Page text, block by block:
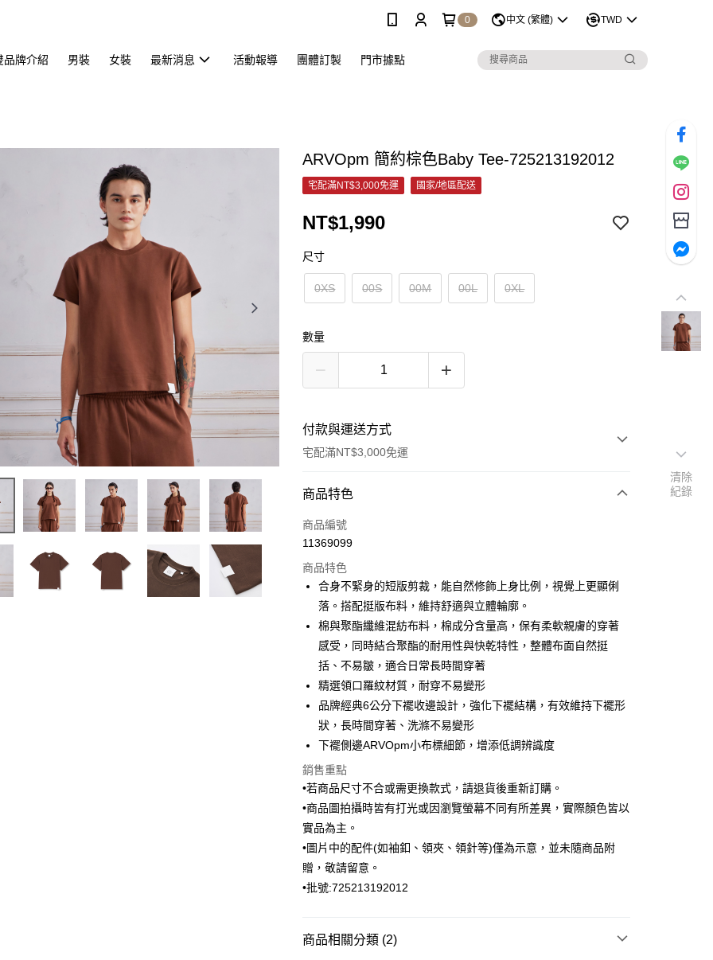
0 中文 (繁體) TWD
品牌介紹 男裝 女裝 最新消息 活動報導 團體訂製 門市據點
ARVOpm 簡約棕色Baby Tee-725213192012
宅配滿NT$3,000免運 國家/地區配送
NT$1,990
尺寸
0XS 00S 00M 00L 0XL
數量
付款與運送方式
宅配滿NT$3,000免運
付款方式
信用卡一次付款
3 期 0 利率 每期NT$663 21家銀行
合作金庫商業銀行
第一商業銀行
華南商業銀行
彰化商業銀行
國泰世華商業銀行
兆豐國際商業銀行
臺灣中小企業銀行
台中商業銀行
匯豐（台灣）商業銀行
華泰商業銀行
聯邦商業銀行
遠東國際商業銀行
元大商業銀行
台新國際商業銀行
中國信託商業銀行
台灣樂天信用卡公司
6 期 0 利率 每期 NT$331
合作金庫商業銀行
第一商業銀行
華南商業銀行
彰化商業銀行
上海商業儲蓄銀行
台北富邦商業銀行
臺灣中小企業銀行
台中商業銀行
匯豐（台灣）商業銀行
華泰商業銀行
聯邦商業銀行
元大商業銀行
永豐商業銀行
台新國際商業銀行
台灣樂天信用卡公司
Apple Pay
街口支付
ATM付款
運送方式
新竹物流宅配
每筆NT$120，滿NT$3,000(含以上)免運費
新竹物流離島宅配
每筆NT$350，滿NT$3,500(含以上)免運費
LINEX 宇迅國際
商品特色
商品編號
11369099
商品特色
合身不緊身的短版剪裁，能自然修飾上身比例，視覺上更顯俐
落。搭配挺版布料，維持舒適與立體輪廓。
棉與聚酯纖維混紡布料，棉成分含量高，保有柔軟親膚的穿著
感受，同時結合聚酯的耐用性與快乾特性，整體布面自然挺
括、不易皺，適合日常長時間穿著
精選領口羅紋材質，耐穿不易變形
品牌經典6公分下襬收邊設計，強化下襬結構，有效維持下襬形
狀，長時間穿著、洗滌不易變形
下襬側邊ARVOpm小布標細節，增添低調辨識度
銷售重點
•若商品尺寸不合或需更換款式，請退貨後重新訂購。
•商品圖拍攝時皆有打光或因瀏覽螢幕不同有所差異，實際顏色皆以
實品為主。
•圖片中的配件(如袖釦、領夾、領針等)僅為示意，並未隨商品附
贈，敬請留意。
•批號:725213192012
商品相關分類 (2)
清除
紀錄